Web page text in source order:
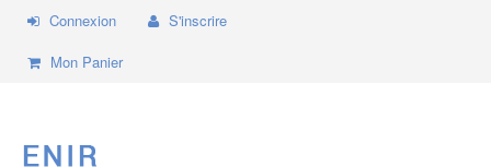
Connexion
S'inscrire
Mon Panier